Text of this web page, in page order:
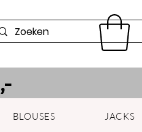
BLOUSES JACKS